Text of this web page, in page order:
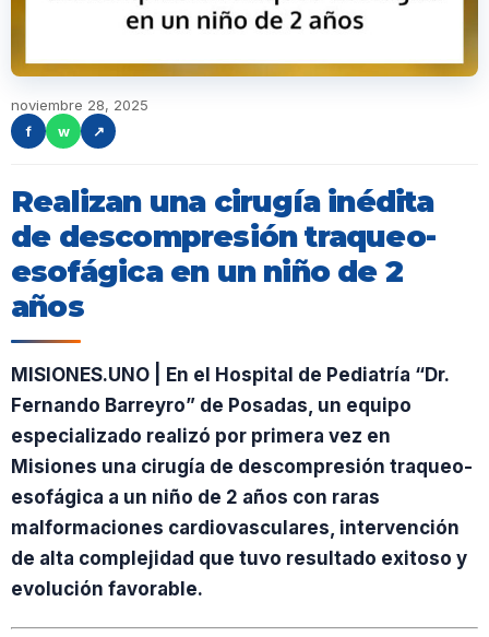
noviembre 28, 2025
f
w ↗
Realizan una cirugía inédita
de descompresión traqueo-
esofágica en un niño de 2
años
MISIONES.UNO | En el Hospital de Pediatría “Dr.
Fernando Barreyro” de Posadas, un equipo
especializado realizó por primera vez en
Misiones una cirugía de descompresión traqueo-
esofágica a un niño de 2 años con raras
malformaciones cardiovasculares, intervención
de alta complejidad que tuvo resultado exitoso y
evolución favorable.